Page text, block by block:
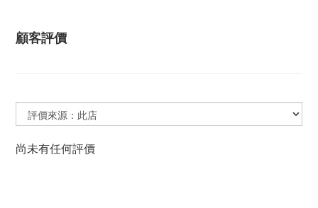
顧客評價
尚未有任何評價